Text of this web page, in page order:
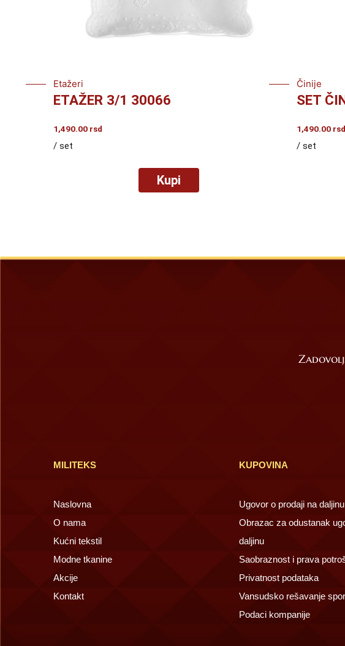
Etažeri
ETAŽER 3/1 30066
1,490.00 rsd
/ set
Kupi
Činije
SET
1,490.00rsd
/ set
MILITEKS
Naslovna
O nama
Kućni tekstil
Modne tkanine
Akcije
Kontakt
KUPOVINA
Ugovor o prodaji na daljinu
Obrazac za odustanak
daljinu
Saobraznost i prava
Privatnost podataka
Vansudsko rešavanje
Podaci kompanije